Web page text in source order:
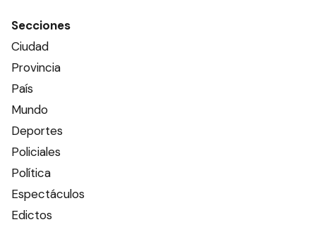
Secciones
Ciudad
Provincia
País
Mundo
Deportes
Policiales
Política
Espectáculos
Edictos